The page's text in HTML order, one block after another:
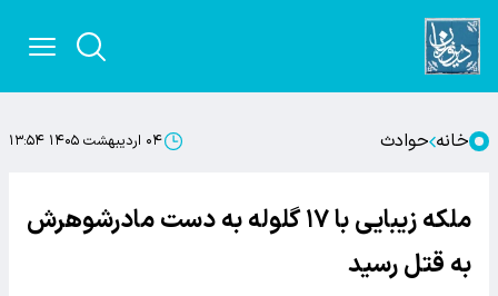
خانه حوادث ۰۴ اردیبهشت ۱۴۰۵ ۱۳:۵۴
ملکه زیبایی با ۱۷ گلوله به دست مادرشوهرش
به قتل رسید